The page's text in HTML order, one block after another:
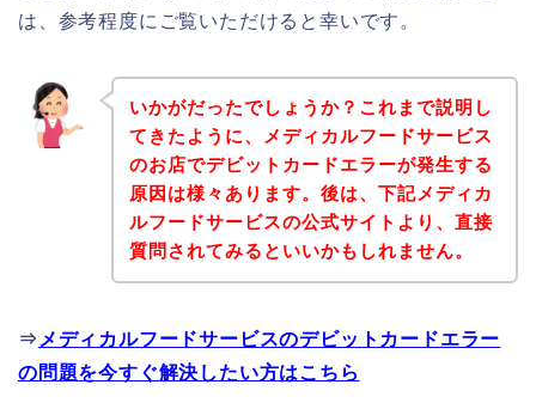
は、参考程度にご覧いただけると幸いです。
いかがだったでしょうか？これまで説明し
てきたように、メディカルフードサービス
のお店でデビットカードエラーが発生する
原因は様々あります。後は、下記メディカ
ルフードサービスの公式サイトより、直接
質問されてみるといいかもしれません。
⇒ メディカルフードサービスのデビットカードエラー
の問題を今すぐ解決したい方はこちら